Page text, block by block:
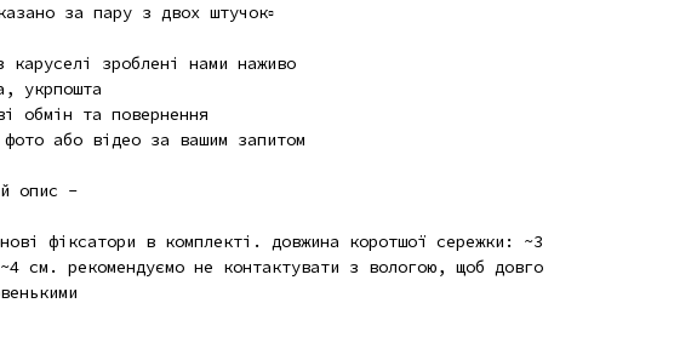
за пару з двох штучок▫️
каруселі зроблені нами наживо
укрпошта
обмін та повернення
фото або відео за вашим запитом
опис -
фіксатори в комплекті. довжина коротшої сережки: ~3
см. рекомендуємо не контактувати з вологою, щоб довго